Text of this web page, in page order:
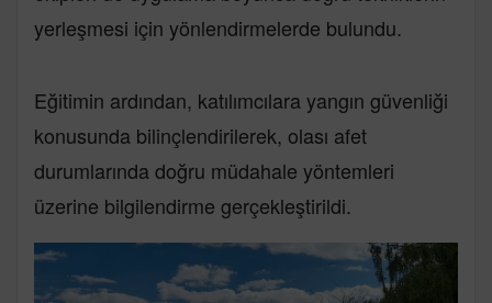
yerleşmesi için yönlendirmelerde bulundu.
Eğitimin ardından, katılımcılara yangın güvenliği
konusunda bilinçlendirilerek, olası afet
durumlarında doğru müdahale yöntemleri
üzerine bilgilendirme gerçekleştirildi.